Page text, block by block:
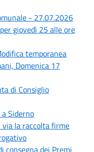
- 27.07.2026
giovedì 25 alle ore
temporanea
Domenica 17
di Consiglio
Siderno
la raccolta firme
consegna dei Premi